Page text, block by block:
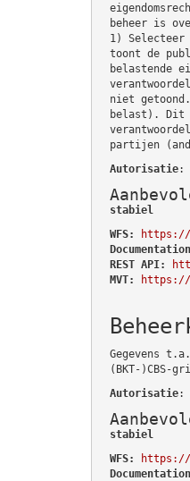
beheer is
1)
toont de
belastende
niet
belast). Dit
partijen
Autorisatie:
stabiel
WFS:
https://
REST API:
MVT:
https://
Gegevens
(BKT-)CBS-
Autorisatie:
stabiel
WFS:
https://